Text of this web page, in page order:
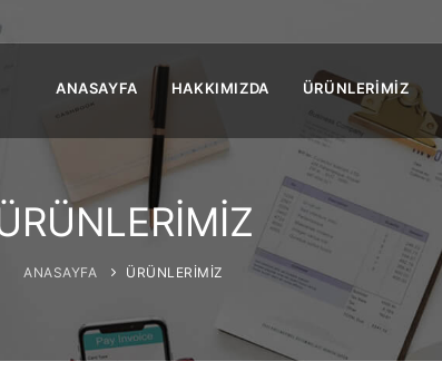
ANASAYFA HAKKIMIZDA ÜRÜNLERİMİZ
ANASAYFA ÜRÜNLERİMİZ